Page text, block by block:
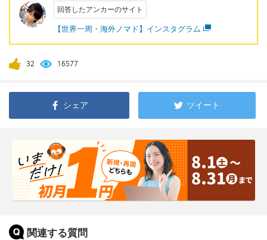
回答したアンカーのサイト
【世界一周・海外ノマド】インスタグラム
32 16577
シェア ツイート
関連する質問